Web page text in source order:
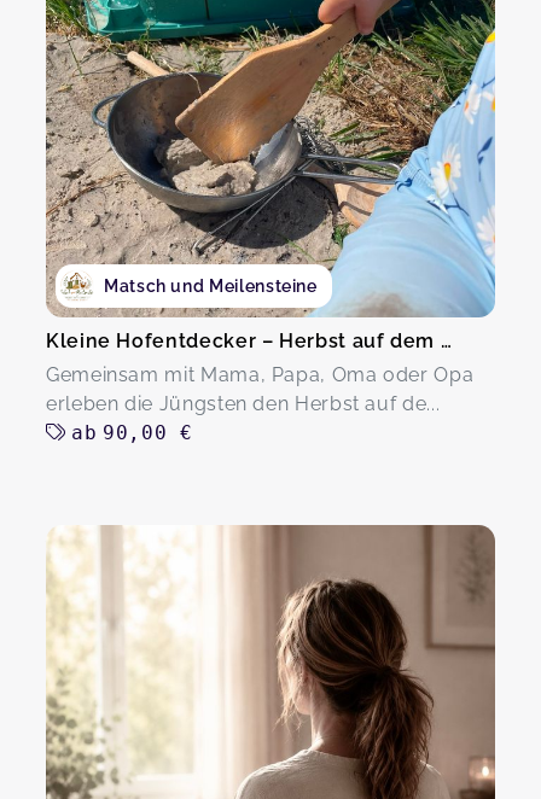
Matsch und Meilensteine
Kleine Hofentdecker – Herbst auf dem Hof
Gemeinsam mit Mama, Papa, Oma oder Opa
erleben die Jüngsten den Herbst auf de...
ab 90,00 €